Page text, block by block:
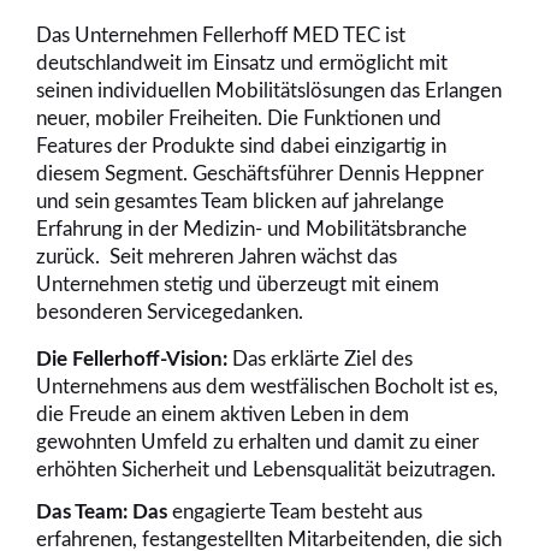
Das Unternehmen Fellerhoff MED TEC ist
deutschlandweit im Einsatz und ermöglicht mit
seinen individuellen Mobilitätslösungen das Erlangen
neuer, mobiler Freiheiten. Die Funktionen und
Features der Produkte sind dabei einzigartig in
diesem Segment. Geschäftsführer Dennis Heppner
und sein gesamtes Team blicken auf jahrelange
Erfahrung in der Medizin- und Mobilitätsbranche
zurück. Seit mehreren Jahren wächst das
Unternehmen stetig und überzeugt mit einem
besonderen Servicegedanken.
Die Fellerhoff-Vision: Das erklärte Ziel des
Unternehmens aus dem westfälischen Bocholt ist es,
die Freude an einem aktiven Leben in dem
gewohnten Umfeld zu erhalten und damit zu einer
erhöhten Sicherheit und Lebensqualität beizutragen.
Das Team: Das engagierte Team besteht aus
erfahrenen, festangestellten Mitarbeitenden, die sich